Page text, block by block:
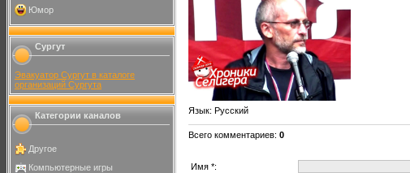
Юмор
Сургут
Эвакуатор Сургут в каталоге
организаций Сургута
Категории каналов
Другое
Компьютерные игры
Язык: Русский
Всего комментариев: 0
Имя *: